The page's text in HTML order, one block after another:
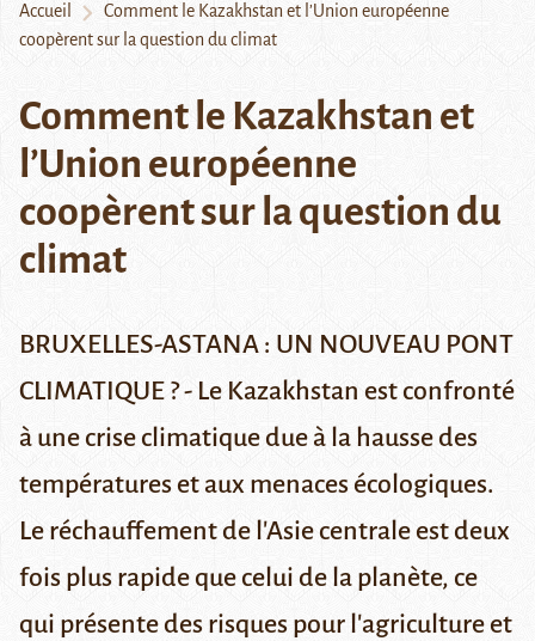
Accueil
Comment le Kazakhstan et l’Union européenne
coopèrent sur la question du climat
Comment le Kazakhstan et
l’Union européenne
coopèrent sur la question du
climat
BRUXELLES-ASTANA : UN NOUVEAU PONT
CLIMATIQUE ? - Le Kazakhstan est confronté
à une crise climatique due à la hausse des
températures et aux menaces écologiques.
Le réchauffement de l'Asie centrale est deux
fois plus rapide que celui de la planète, ce
qui présente des risques pour l'agriculture et